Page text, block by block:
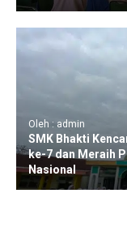
Oleh : admin
SMK Bhakti
ke-7 dan Meraih
Nasional